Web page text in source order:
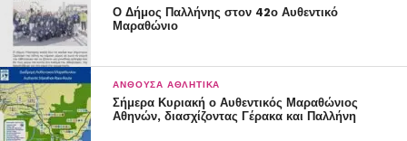
Ο Δήμος Παλλήνης στον 42ο Αυθεντικό
Μαραθώνιο
ΑΝΘΟΎΣΑ ΑΘΛΗΤΙΚΆ
Σήμερα Κυριακή ο Αυθεντικός Μαραθώνιος
Αθηνών, διασχίζοντας Γέρακα και Παλλήνη